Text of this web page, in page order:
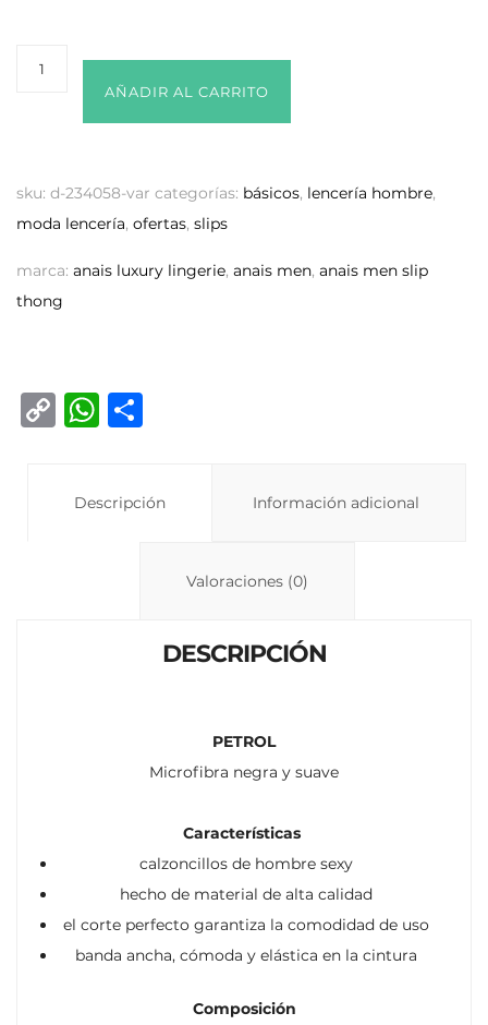
AÑADIR AL CARRITO
sku: d-234058-var categorías: básicos, lencería hombre,
moda lencería, ofertas, slips
marca: anais luxury lingerie, anais men, anais men slip
thong
C
W
s
p
Descripción Información adicional
Valoraciones (0)
DESCRIPCIÓN
PETROL
Microfibra negra y suave
Características
calzoncillos de hombre sexy
hecho de material de alta calidad
el corte perfecto garantiza la comodidad de uso
banda ancha, cómoda y elástica en la cintura
Composición